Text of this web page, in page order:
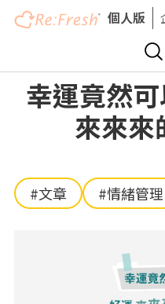
移
個人版
幸運竟然
來來來
#文章 #情緒管理